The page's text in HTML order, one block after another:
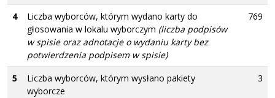
4
Liczba wyborców, którym wydano karty do
głosowania w lokalu wyborczym (liczba podpisów
w spisie oraz adnotacje o wydaniu karty bez
potwierdzenia podpisem w spisie)
769
5
Liczba wyborców, którym wysłano pakiety
wyborcze
3